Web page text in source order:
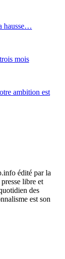
hausse…
mois
ambition est
édité par la
libre et
des
est son